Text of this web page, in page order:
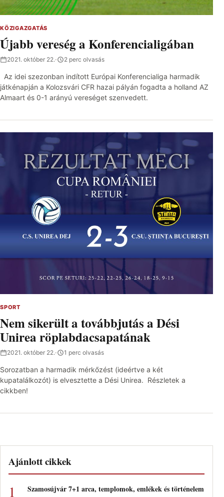
KÖZIGAZGATÁS
Újabb vereség a Konferencialigában
2021. október 22.· 2 perc olvasás
Az idei szezonban indított Európai Konferencialiga harmadik
játkénapján a Kolozsvári CFR hazai pályán fogadta a holland AZ
Almaart és 0-1 arányú vereséget szenvedett.
SPORT
Nem sikerült a továbbjutás a Dési
Unirea röplabdacsapatának
2021. október 22.· 1 perc olvasás
Sorozatban a harmadik mérkőzést (ideértve a két
kupatalálkozót) is elvesztette a Dési Unirea. Részletek a
cikkben!
Ajánlott cikkek
Szamosújvár 7+1 arca, templomok, emlékek és történelem